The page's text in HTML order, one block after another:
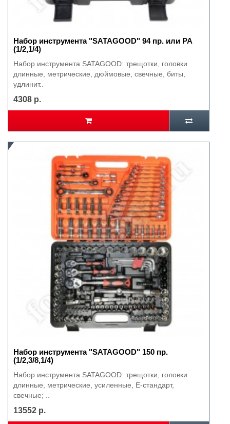
Набор инструмента "SATAGOOD" 94 пр. или PA
(1/2,1/4)
Набор инструмента SATAGOOD: трещотки, головки
длинные, метрические, дюймовые, свечные, биты,
удлинит..
4308 р.
Набор инструмента "SATAGOOD" 150 пр.
(1/2,3/8,1/4)
Набор инструмента SATAGOOD: трещотки, головки
длинные, метрические, усиленные, Е-стандарт,
свечные; ..
13552 р.